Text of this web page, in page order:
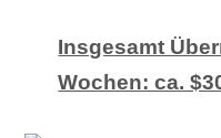
Insgesamt
Wochen: ca.